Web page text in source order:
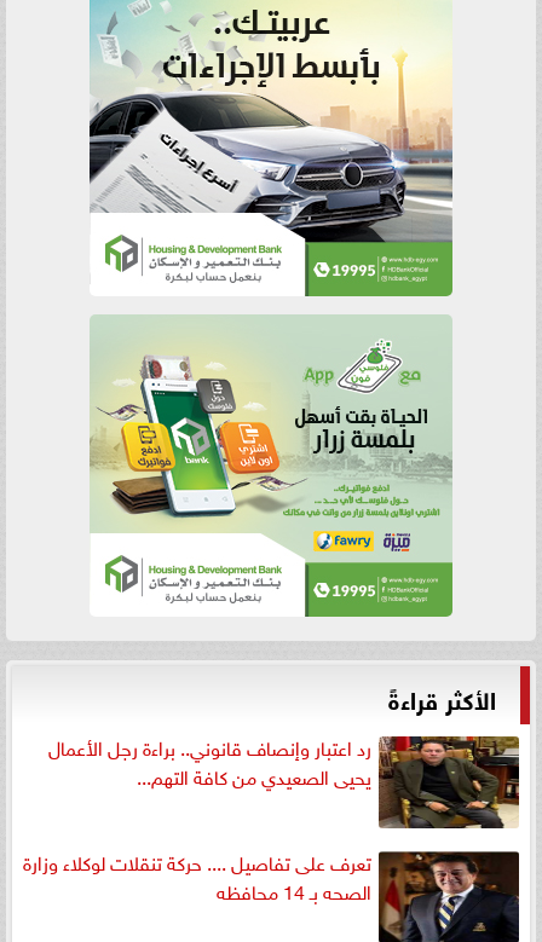
الأكثر قراءةً
رد اعتبار وإنصاف قانوني.. براءة رجل الأعمال
يحيى الصعيدي من كافة التهم...
تعرف على تفاصيل .... حركة تنقلات لوكلاء وزارة
الصحه بـ 14 محافظه